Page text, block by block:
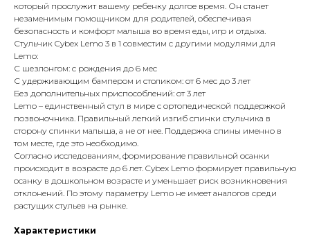
который прослужит вашему ребенку долгое время. Он станет
незаменимым помощником для родителей, обеспечивая
безопасность и комфорт малыша во время еды, игр и отдыха.
Стульчик Cybex Lemo 3 в 1 совместим с другими модулями для
Lemo:
С шезлонгом: с рождения до 6 мес
С удерживающим бампером и столиком: от 6 мес до 3 лет
Без дополнительных приспособлений: от 3 лет
Lemo – единственный стул в мире с ортопедической поддержкой
позвоночника. Правильный легкий изгиб спинки стульчика в
сторону спинки малыша, а не от нее. Поддержка спины именно в
том месте, где это необходимо.
Согласно исследованиям, формирование правильной осанки
происходит в возрасте до 6 лет. Cybex Lemo формирует правильную
осанку в дошкольном возрасте и уменьшает риск возникновения
отклонений. По этому параметру Lemo не имеет аналогов среди
растущих стульев на рынке.
Характеристики